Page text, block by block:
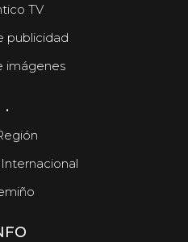
TV
publicidad
imágenes
.